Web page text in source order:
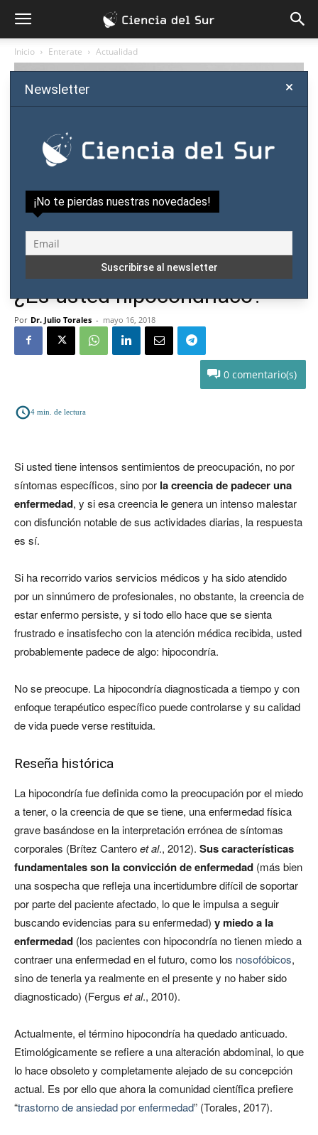
Inicio Enterate Actualidad
Salud
¿Es usted hipocondríaco?
Por Dr. Julio Torales - mayo 16, 2018
0
4 min. de lectura
Si usted tiene intensos sentimientos de preocupación, no por
síntomas específicos, sino por la creencia de padecer una
enfermedad, y si esa creencia le genera un intenso malestar
con disfunción notable de sus actividades diarias, la respuesta
es sí.
Si ha recorrido varios servicios médicos y ha sido atendido
por un sinnúmero de profesionales, no obstante, la creencia de
estar enfermo persiste, y si todo ello hace que se sienta
frustrado e insatisfecho con la atención médica recibida, usted
probablemente padece de algo: hipocondría.
No se preocupe. La hipocondría diagnosticada a tiempo y con
enfoque terapéutico específico puede controlarse y su calidad
de vida puede verse restituida.
Reseña histórica
La hipocondría fue definida como la preocupación por el miedo
a tener, o la creencia de que se tiene, una enfermedad física
grave basándose en la interpretación errónea de síntomas
corporales (Brítez Canteroet al., 2012). Sus características
fundamentales son la convicción de enfermedad (más bien
una sospecha que refleja una incertidumbre difícil de soportar
por parte del paciente afectado, lo que le impulsa a seguir
buscando evidencias para su enfermedad) y miedo a la
enfermedad (los pacientes con hipocondría no tienen miedo a
contraer una enfermedad en el futuro, como los nosofóbicos,
sino de tenerla ya realmente en el presente y no haber sido
diagnosticado) (Fergus et al., 2010).
Actualmente, el término hipocondría ha quedado anticuado.
Etimológicamente se refiere a una alteración abdominal, lo que
lo hace obsoleto y completamente alejado de su concepción
actual. Es por ello que ahora la comunidad científica prefiere
“trastorno de ansiedad por enfermedad” (Torales, 2017).
Newsletter
¡No te pierdas nuestras novedades!